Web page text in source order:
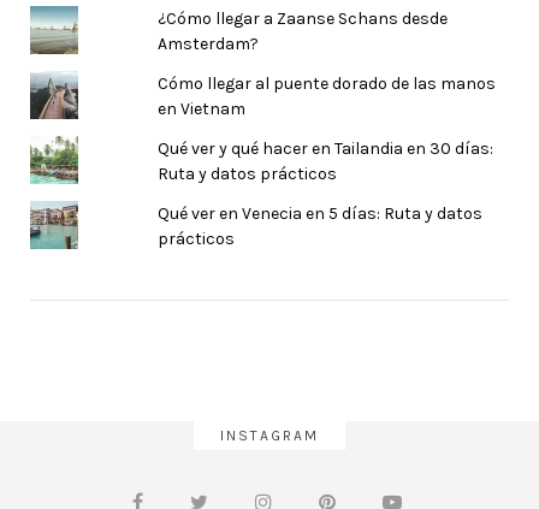
¿Cómo llegar a Zaanse Schans desde
Amsterdam?
Cómo llegar al puente dorado de las manos
en Vietnam
Qué ver y qué hacer en Tailandia en 30 días:
Ruta y datos prácticos
Qué ver en Venecia en 5 días: Ruta y datos
prácticos
INSTAGRAM